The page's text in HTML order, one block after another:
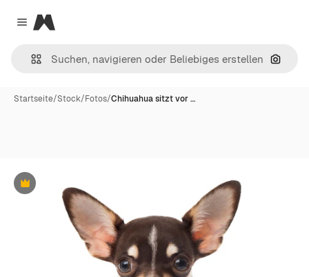
Close menu
Magnific
Nach
Startseite/Stock/Fotos/Chihuahua sitzt vor …
Premium